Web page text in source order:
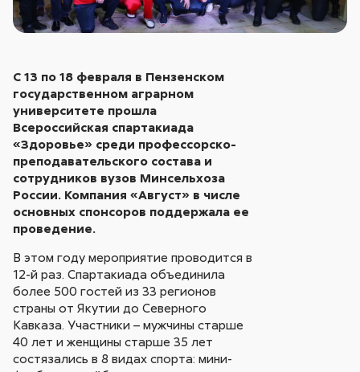
С 13 по 18 февраля в Пензенском
государственном аграрном
университете прошла
Всероссийская спартакиада
«Здоровье» среди профессорско-
преподавательского состава и
сотрудников вузов Минсельхоза
России. Компания «Август» в числе
основных спонсоров поддержала ее
проведение.
В этом году мероприятие проводится в
12-й раз. Спартакиада объединила
более 500 гостей из 33 регионов
страны от Якутии до Северного
Кавказа. Участники – мужчины старше
40 лет и женщины старше 35 лет
состязались в 8 видах спорта: мини-